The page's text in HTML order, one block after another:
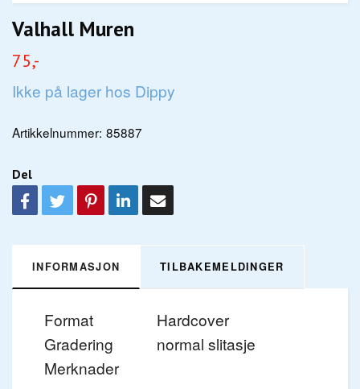
Valhall Muren
75,-
Ikke på lager hos Dippy
Artikkelnummer: 85887
Del
INFORMASJON TILBAKEMELDINGER
Format
Hardcover
Gradering
normal slitasje
Merknader